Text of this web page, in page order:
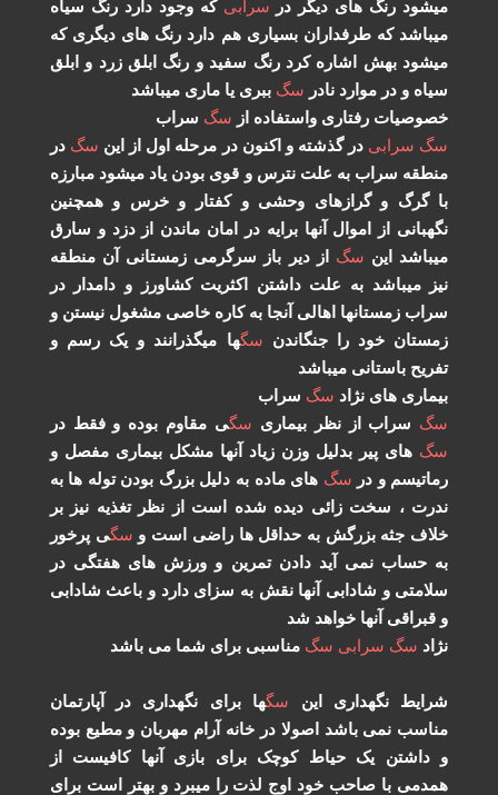
رنگ های دیگر در سرابیکه وجود دارد رنگ سیاه
که طرفداران بسیاری هم دارد رنگ های دیگری که
بهش اشاره کرد رنگ سفید و رنگ ابلق زرد و ابلق
و در موارد نادرسگ ببری یا ماری میباشد
رفتاری واستفاده ازسگسراب
سرابیدر گذشته و اکنون در مرحله اول از اینسگ
در
سراب به علت نترس و قوی بودن یاد میشود مبارزه
گرگ و گرازهای وحشی و کفتار و خرس و همچنین
از اموال آنها برایه در امان ماندن از دزد و سارق
اینسگ
از دیر باز سرگرمی زمستانی آن منطقه
میباشد به علت داشتن اکثریت کشاورز و دامدار در
زمستانها اهالی آنجا به کاره خاصی مشغول نیستن و
خود را جنگاندنسگها میگذرانند و یک رسم و
باستانی میباشد
های نژادسگ سراب
سراب از نظر بیماری سگی مقاوم بوده و فقط در
های پیر بدلیل وزن زیاد آنها مشکل بیماری مفصل و
و درسگهای ماده به دلیل بزرگ بودن توله ها به
، سخت زائی دیده شده است از نظر تغذیه نیز بر
جثه بزرگش به حداقل ها راضی است و سگی پرخور
حساب نمی آید دادن تمرین و ورزش های هفتگی در
و شادابی آنها نقش به سزای دارد و باعث شادابی
آنها خواهد شد
سرابی سگ مناسبی برای شما می باشد
نگهداری این سگ
ها برای نگهداری در آپارتمان
نمی باشد اصولا در خانه آرام مهربان و مطیع بوده
داشتن یک حیاط کوچک برای بازی آنها کافیست از
با صاحب خود اوج لذت را میبرد و بهتر است برای